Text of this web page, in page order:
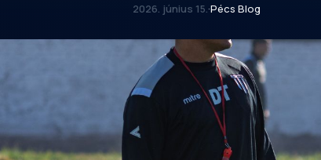
2026. június 15.·Pécs Blog